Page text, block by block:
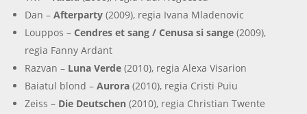
Dan –Afterparty (2009), regia Ivana Mladenovic
Louppos – Cendres et sang / Cenusa si sange (2009),
regia Fanny Ardant
Razvan – Luna Verde (2010), regia Alexa Visarion
Baiatul blond –Aurora (2010), regia Cristi Puiu
Zeiss – Die Deutschen (2010), regia Christian Twente